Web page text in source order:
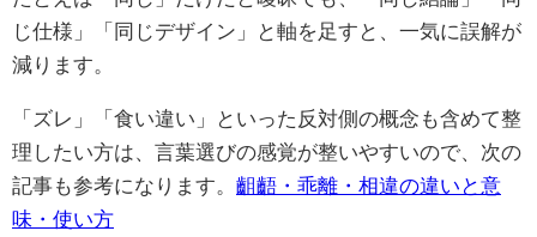
じ仕様」「同じデザイン」と軸を足すと、一気に誤解が
減ります。
「ズレ」「食い違い」といった反対側の概念も含めて整
理したい方は、言葉選びの感覚が整いやすいので、次の
記事も参考になります。 齟齬・乖離・相違の違いと意
味・使い方